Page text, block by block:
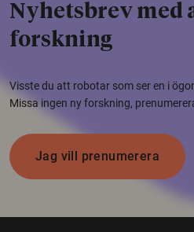
Nyhetsbrev med
forskning
Visste du att robotar som ser en i
Missa ingen ny forskning,
Jag vill prenumerera